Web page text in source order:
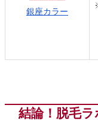
銀座カラー
結論！脱毛